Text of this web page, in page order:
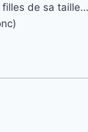
filles de sa taille…